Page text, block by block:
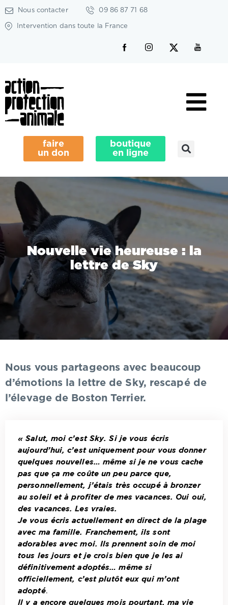
Nous contacter 09 86 87 71 68
Intervention dans toute la France
faire
un don
boutique
en ligne
Nouvelle vie heureuse : la
lettre de Sky
Nous vous partageons avec beaucoup
d’émotions la lettre de Sky, rescapé de
l’élevage de Boston Terrier.
« Salut, moi c’est Sky. Si je vous écris
aujourd’hui, c’est uniquement pour vous donner
quelques nouvelles… même si je ne vous cache
pas que ça me coûte un peu parce que,
personnellement, j’étais très occupé à bronzer
au soleil et à profiter de mes vacances. Oui oui,
des vacances. Les vraies.
Je vous écris actuellement en direct de la plage
avec ma famille. Franchement, ils sont
adorables avec moi. Ils prennent soin de moi
tous les jours et je crois bien que je les ai
définitivement adoptés… même si
officiellement, c’est plutôt eux qui m’ont
adopté.
Il y a encore quelques mois pourtant, ma vie